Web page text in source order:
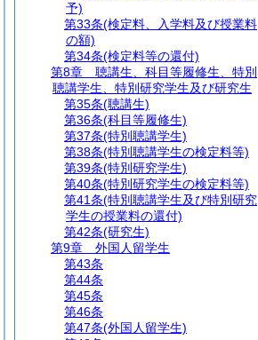
予)
第33条(検定料、入学料及び授業料
の額)
第34条(検定料等の還付)
第8章
聴講生、科目等履修生、特別
聴講学生、特別研究学生及び研究生
第35条(聴講生)
第36条(科目等履修生)
第37条(特別聴講学生)
第38条(特別聴講学生の検定料等)
第39条(特別研究学生)
第40条(特別研究学生の検定料等)
第41条(特別聴講学生及び特別研究
学生の授業料の還付)
第42条(研究生)
第9章
外国人留学生
第43条
第44条
第45条
第46条
第47条(外国人留学生)